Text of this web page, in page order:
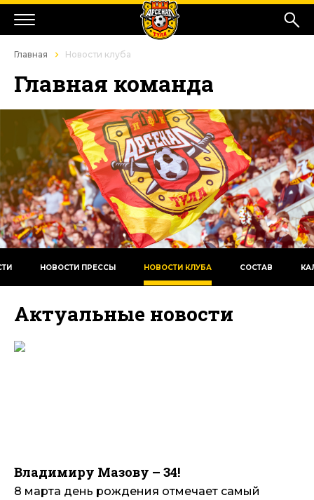
Главная Новости клуба
Главная команда
НОВОСТИ ПРЕССЫ НОВОСТИ КЛУБА СОСТАВ
Актуальные новости
Владимиру Мазову – 34!
8 марта день рождения отмечает самый